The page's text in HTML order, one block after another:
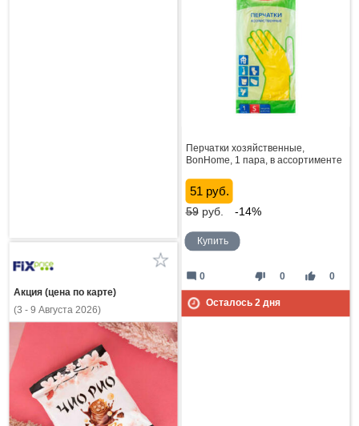
Перчатки хозяйственные,
BonHome, 1 пара, в ассортименте
51 руб.
59руб. -14%
Купить
thumb_down 0 thumb_up 0
mode_comment 0
Осталось 2дня
Акция (цена по карте)
(3 - 9 Августа 2026)